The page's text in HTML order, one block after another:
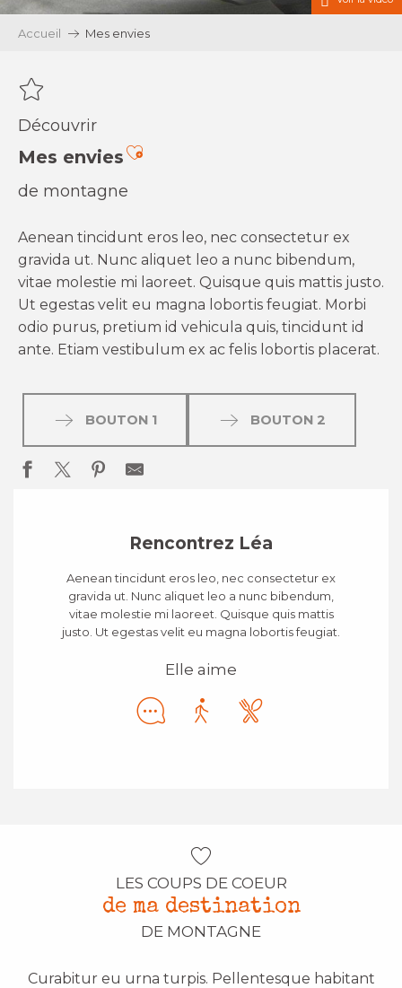
Accueil Mes envies
Découvrir
Mes enviesAjouter aux favoris
de montagne
Aenean tincidunt eros leo, nec consectetur ex
gravida ut. Nunc aliquet leo a nunc bibendum,
vitae molestie mi laoreet. Quisque quis mattis justo.
Ut egestas velit eu magna lobortis feugiat. Morbi
odio purus, pretium id vehicula quis, tincidunt id
ante. Etiam vestibulum ex ac felis lobortis placerat.
BOUTON 1 BOUTON 2
Rencontrez Léa
Aenean tincidunt eros leo, nec consectetur ex
gravida ut. Nunc aliquet leo a nunc bibendum,
vitae molestie mi laoreet. Quisque quis mattis
justo. Ut egestas velit eu magna lobortis feugiat.
Elle aime
LES COUPS DE COEUR
de ma destination
DE MONTAGNE
Curabitur eu urna turpis. Pellentesque habitant